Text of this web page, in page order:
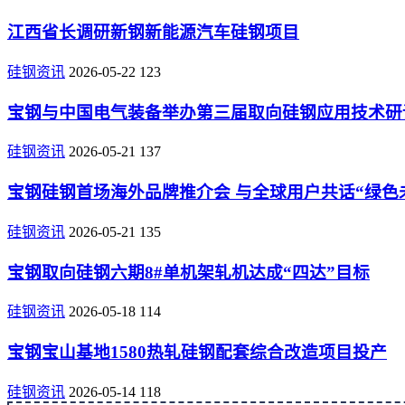
江西省长调研新钢新能源汽车硅钢项目
硅钢资讯 2026-05-22 123
宝钢与中国电气装备举办第三届取向硅钢应用技术
硅钢资讯 2026-05-21 137
宝钢硅钢首场海外品牌推介会 与全球用户共话“绿色
硅钢资讯 2026-05-21 135
宝钢取向硅钢六期8#单机架轧机达成“四达”目标
硅钢资讯 2026-05-18 114
宝钢宝山基地1580热轧硅钢配套综合改造项目投产
硅钢资讯 2026-05-14 118